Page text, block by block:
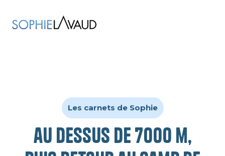
Les carnets de Sophie
au dessus de 7000 m,